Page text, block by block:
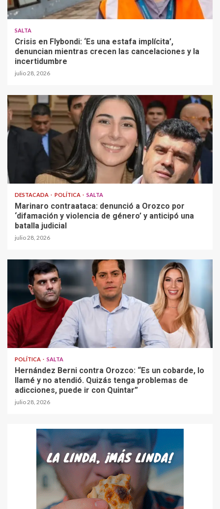
SALTA
Crisis en Flybondi: ‘Es una estafa implícita’,
denuncian mientras crecen las cancelaciones y la
incertidumbre
julio 28, 2026
DESTACADA POLÍTICA SALTA
Marinaro contraataca: denunció a Orozco por
‘difamación y violencia de género’ y anticipó una
batalla judicial
julio 28, 2026
POLÍTICA SALTA
Hernández Berni contra Orozco: “Es un cobarde, lo
llamé y no atendió. Quizás tenga problemas de
adicciones, puede ir con Quintar”
julio 28, 2026